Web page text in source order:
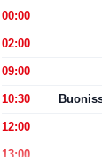
00:00
02:00
09:00
10:30
12:00
13:00